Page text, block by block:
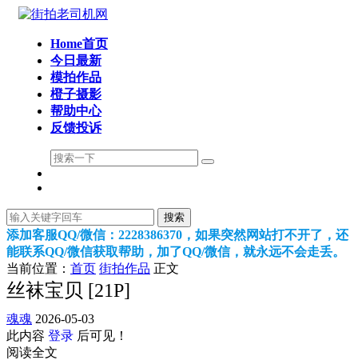
Home首页
今日最新
模拍作品
橙子摄影
帮助中心
反馈投诉
搜索
添加客服QQ/微信：2228386370，如果突然网站打不开了，还
能联系QQ/微信获取帮助，加了QQ/微信，就永远不会走丢。
当前位置： 首页 街拍作品 正文
丝袜宝贝 [21P]
魂魂 2026-05-03
此内容 登录 后可见！
阅读全文